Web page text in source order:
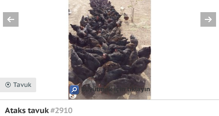
⦿ Tavuk
Büyütmek için tıklayın
Ataks tavuk#2910